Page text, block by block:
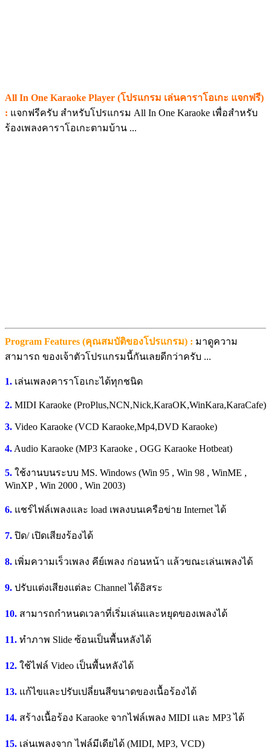
All In One Karaoke Player (โปรแกรม เล่นคาราโอเกะ แจกฟรี)
: แจกฟรีครับ สำหรับโปรแกรม All In One Karaoke เพื่อสำหรับ
ร้องเพลงคาราโอเกะตามบ้าน ...
Program Features (คุณสมบัติของโปรแกรม) : มาดูความ
สามารถ ของเจ้าตัวโปรแกรมนี้กันเลยดีกว่าครับ ...
1. เล่นเพลงคาราโอเกะได้ทุกชนิด
2. MIDI Karaoke (ProPlus,NCN,Nick,KaraOK,WinKara,KaraCafe)
3. Video Karaoke (VCD Karaoke,Mp4,DVD Karaoke)
4.Audio Karaoke (MP3 Karaoke , OGG Karaoke Hotbeat)
5. ใช้งานบนระบบ MS. Windows (Win 95 , Win 98 , WinME ,
WinXP , Win 2000 , Win 2003)
6. แชร์ไฟล์เพลงและ load เพลงบนเครือข่าย Internet ได้
7. ปิด/ เปิดเสียงร้องได้
8. เพิ่มความเร็วเพลง คีย์เพลง ก่อนหน้า แล้วขณะเล่นเพลงได้
9. ปรับแต่งเสียงแต่ละ Channel ได้อิสระ
10. สามารถกำหนดเวลาที่เริ่มเล่นและหยุดของเพลงได้
11. ทำภาพ Slide ซ้อนเป็นพื้นหลังได้
12. ใช้ไฟล์ Video เป็นพื้นหลังได้
13. แก้ไขและปรับเปลี่ยนสีขนาดของเนื้อร้องได้
14. สร้างเนื้อร้อง Karaoke จากไฟล์เพลง MIDI และ MP3 ได้
15. เล่นเพลงจาก ไฟล์มีเดียได้ (MIDI, MP3, VCD)